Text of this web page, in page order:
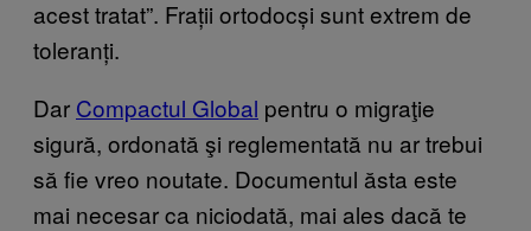
acest tratat”. Frații ortodocși sunt extrem de
toleranți.
Dar Compactul Global pentru o migraţie
sigură, ordonată şi reglementată nu ar trebui
să fie vreo noutate. Documentul ăsta este
mai necesar ca niciodată, mai ales dacă te